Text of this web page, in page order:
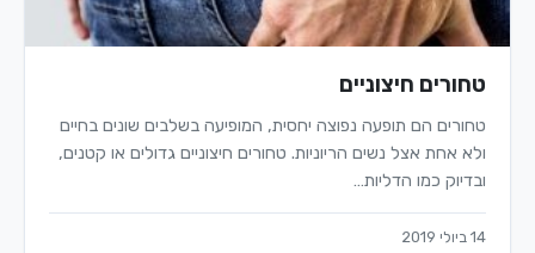
טחורים חיצוניים
טחורים הם תופעה נפוצה יחסית, המופיעה בשלבים שונים בחיים
ולא אחת אצל נשים הריוניות. טחורים חיצוניים גדולים או קטנים,
ובדיוק כמו הדליות…
14 ביולי 2019